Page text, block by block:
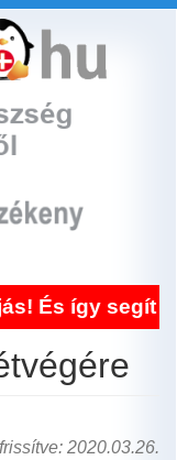
így segít a
2020.03.26.